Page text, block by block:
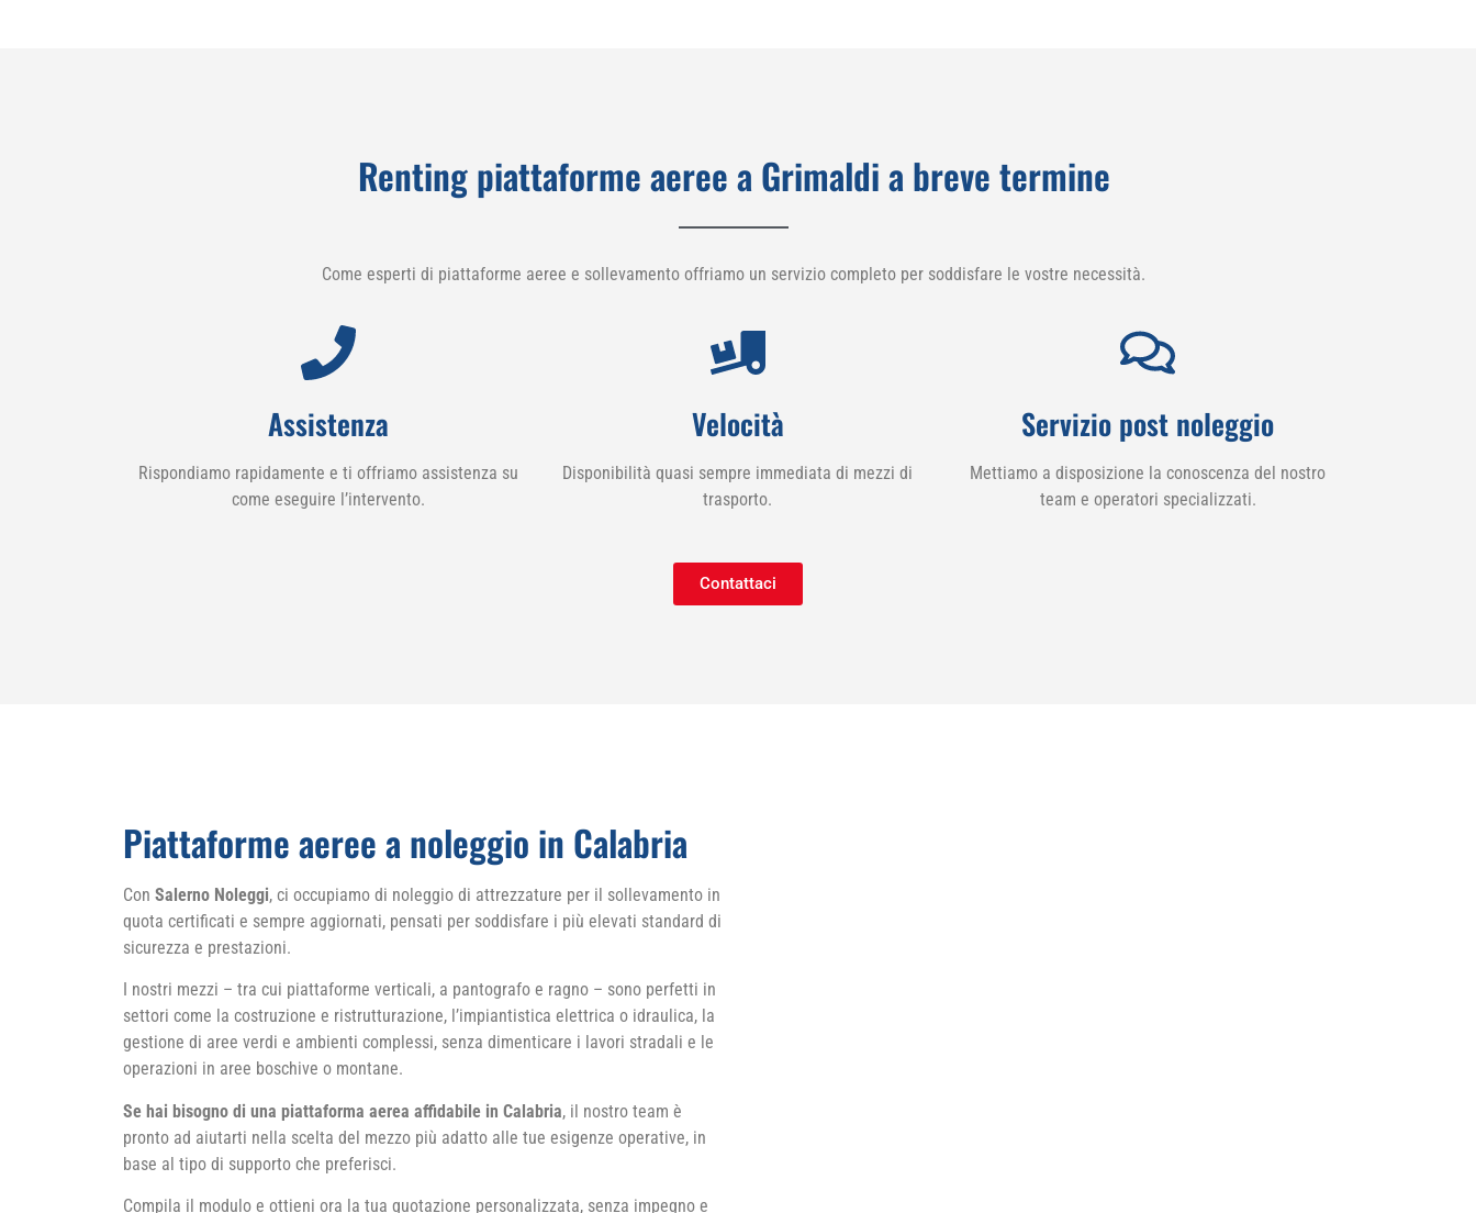
Renting piattaforme aeree a Grimaldi a breve termine
Come esperti di piattaforme aeree e sollevamento offriamo un servizio completo per soddisfare le vostre necessità.
Assistenza
Rispondiamo rapidamente e ti offriamo assistenza su
come eseguire l’intervento.
Velocità
Disponibilità quasi sempre immediata di mezzi di
trasporto.
Servizio post noleggio
Mettiamo a disposizione la conoscenza del nostro
team e operatori specializzati.
Contattaci
Piattaforme aeree a noleggio in Calabria
Con Salerno Noleggi, ci occupiamo di noleggio di attrezzature per il sollevamento in
quota certificati e sempre aggiornati, pensati per soddisfare i più elevati standard di
sicurezza e prestazioni.
I nostri mezzi – tra cui piattaforme verticali, a pantografo e ragno – sono perfetti in
settori come la costruzione e ristrutturazione, l’impiantistica elettrica o idraulica, la
gestione di aree verdi e ambienti complessi, senza dimenticare i lavori stradali e le
operazioni in aree boschive o montane.
Se hai bisogno di una piattaforma aerea affidabile in Calabria, il nostro team è
pronto ad aiutarti nella scelta del mezzo più adatto alle tue esigenze operative, in
base al tipo di supporto che preferisci.
Compila il modulo e ottieni ora la tua quotazione personalizzata, senza impegno e